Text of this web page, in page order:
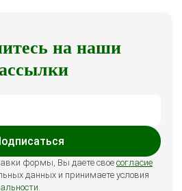
на наши
формы, Вы даете свое согласие
данных и принимаете условия
.